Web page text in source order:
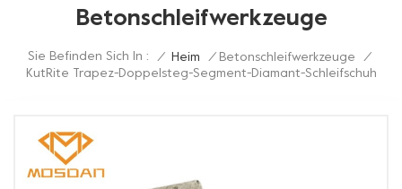
Betonschleifwerkzeuge
Sie Befinden Sich In : / Heim / Betonschleifwerkzeuge
/
KutRite Trapez-Doppelsteg-Segment-Diamant-Schleifschuh